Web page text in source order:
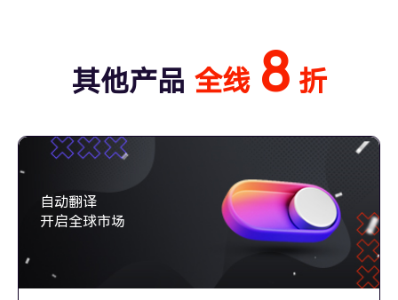
其他产品 全线 8 折
自动翻译
开启全球市场